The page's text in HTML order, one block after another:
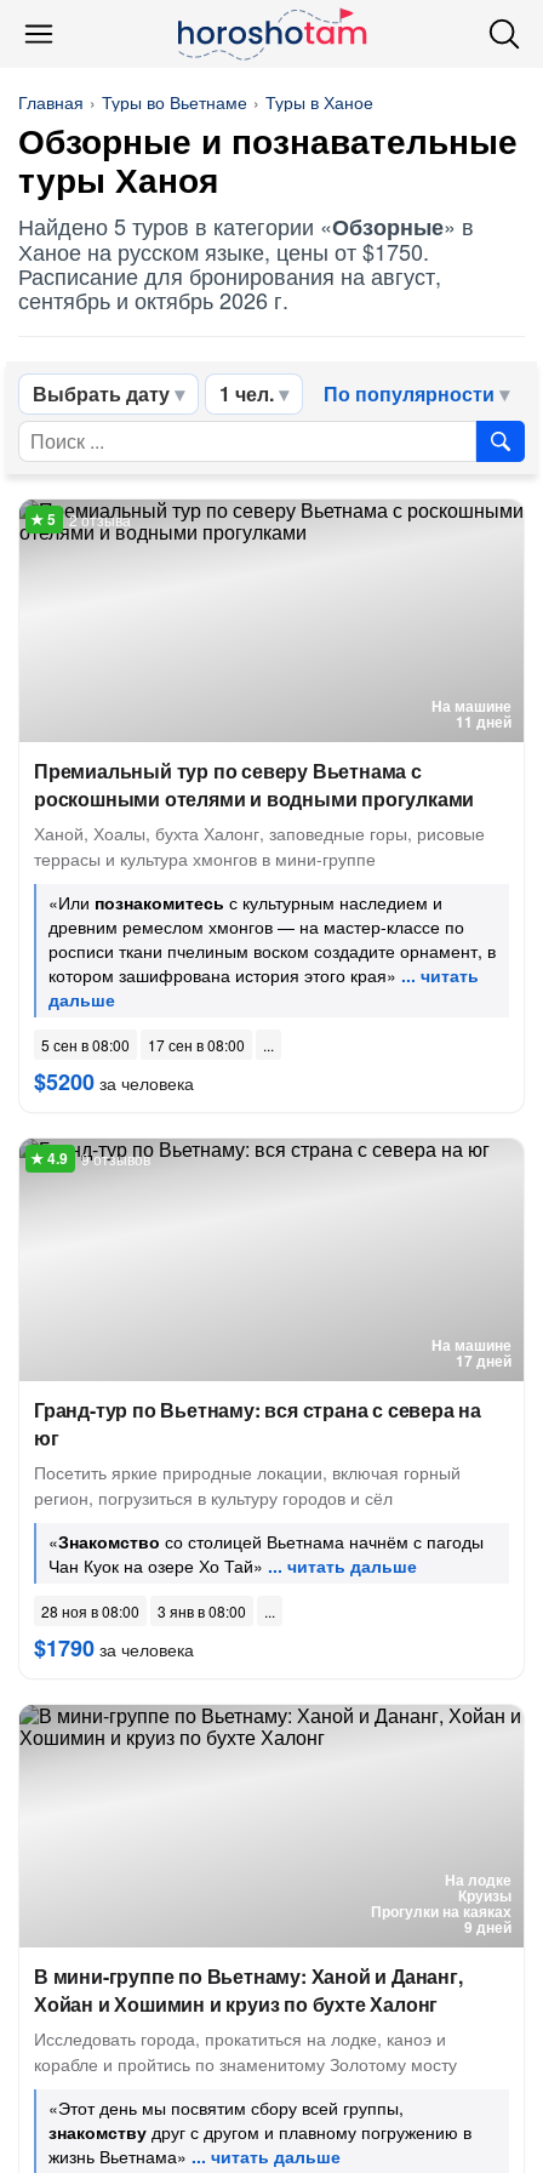
Главная Туры во Вьетнаме Туры в Ханое
Обзорные и познавательные
туры Ханоя
Найдено 5 туров в категории «Обзорные» в
Ханое на русском языке, цены от $1750.
Расписание для бронирования на август,
сентябрь и октябрь 2026 г.
Выбрать дату 1 чел. По популярности
На машине
11 дней
2 отзыва
Премиальный тур по северу Вьетнама с
роскошными отелями и водными прогулками
Ханой, Хоалы, бухта Халонг, заповедные горы, рисовые
террасы и культура хмонгов в мини-группе
«Или познакомитесь с культурным наследием и
древним ремеслом хмонгов — на мастер-классе по
росписи ткани пчелиным воском создадите орнамент, в
котором зашифрована история этого края»
5 сен в 08:00 17 сен в 08:00
$5200 за человека
На машине
17 дней
9 отзывов
Гранд-тур по Вьетнаму: вся страна с севера на
юг
Посетить яркие природные локации, включая горный
регион, погрузиться в культуру городов и сёл
«Знакомство со столицей Вьетнама начнём с пагоды
Чан Куок на озере Хо Тай»
28 ноя в 08:00 3 янв в 08:00
$1790 за человека
На лодке
Круизы
Прогулки на каяках
9 дней
В мини-группе по Вьетнаму: Ханой и Дананг,
Хойан и Хошимин и круиз по бухте Халонг
Исследовать города, прокатиться на лодке, каноэ и
корабле и пройтись по знаменитому Золотому мосту
«Этот день мы посвятим сбору всей группы,
знакомству друг с другом и плавному погружению в
жизнь Вьетнама»